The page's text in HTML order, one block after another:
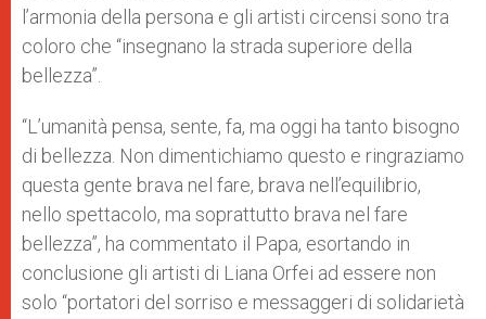
l’armonia della persona e gli artisti circensi sono tra
coloro che “insegnano la strada superiore della
bellezza”.
“L’umanità pensa, sente, fa, ma oggi ha tanto bisogno
di bellezza. Non dimentichiamo questo e ringraziamo
questa gente brava nel fare, brava nell’equilibrio,
nello spettacolo, ma soprattutto brava nel fare
bellezza”, ha commentato il Papa, esortando in
conclusione gli artisti di Liana Orfei ad essere non
solo “portatori del sorriso e messaggeri di solidarietà